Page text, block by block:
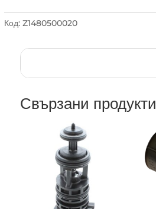
Код: Z1480500020
Свързани продукти